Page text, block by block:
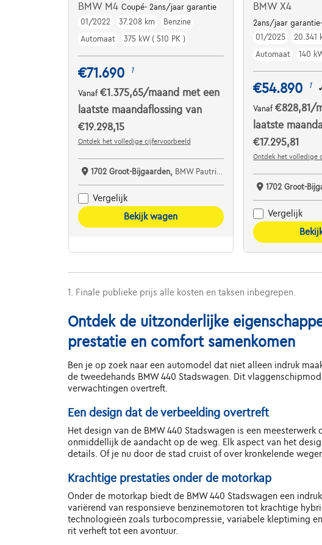
BMW M4 Coupé- 2ans/jaar garantie
01/2022
37.208 km
Benzine
Automaat
375 kW ( 510 PK )
€71.690 1
Vanaf €1.375,65/maand met een
laatste maandaflossing van
€19.298,15
Ontdek het volledige cijfervoorbeeld
1702 Groot-Bijgaarden, BMW Pautric Groot Bijgaarden
Vergelijk
Bekijk wagen
BMW X4
2ans/jaar garantie-
01/2025
20.341
Automaat
140
€54.890 1
Vanaf€828,81 /
laatste
€17.295,81
Ontdek het volledige
1702 Groot-
Vergelijk
1. Finale publieke prijs alle kosten en taksen inbegrepen.
Ontdek de uitzonderlijke
prestatie en comfort samenkomen
Ben je op zoek naar een automodel dat niet alleen indruk
de tweedehands BMW 440 Stadswagen. Dit
verwachtingen overtreft.
Een design dat de verbeelding overtreft
Het design van de BMW 440 Stadswagen is een
onmiddellijk de aandacht op de weg. Elk aspect van het
details. Of je nu door de stad cruist of over kronkelende
Krachtige prestaties onder de motorkap
Onder de motorkap biedt de BMW 440 Stadswagen een
variërend van responsieve benzinemotoren tot krachtige
technologieën zoals turbocompressie, variabele kleptiming
rit verheft tot een avontuur.